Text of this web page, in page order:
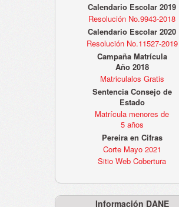
Calendario Escolar 2019
Resolución No.9943-2018
Calendario Escolar 2020
Resolución No.11527-2019
Campaña Matrícula
Año 2018
Matriculalos Gratis
Sentencia Consejo de
Estado
Matrícula menores de
5 años
Pereira en Cifras
Corte Mayo 2021
Sitio Web Cobertura
Información DANE